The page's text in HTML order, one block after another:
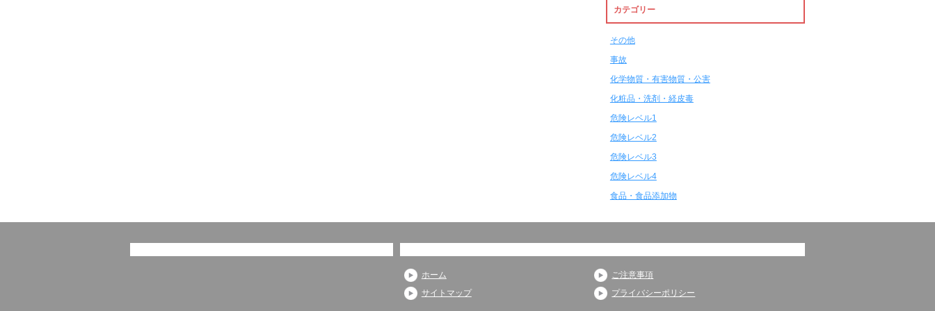
カテゴリー
その他
事故
化学物質・有害物質・公害
化粧品・洗剤・経皮毒
危険レベル1
危険レベル2
危険レベル3
危険レベル4
食品・食品添加物
ホーム
サイトマップ
ご注意事項
プライバシーポリシー